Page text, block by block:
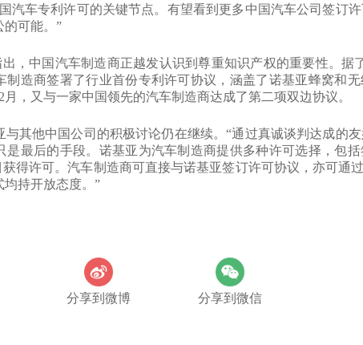
汽车专利许可的关键节点。有望看到更多中国汽车公司签订
的可能。”
中国汽车制造商正越发认识到尊重知识产权的重要性。据了
制造商签署了行业首份专利许可协议，涵盖了诺基亚蜂窝和
月，又与一家中国领先的汽车制造商达成了第二项双边协议。
他中国公司的积极讨论仍在继续。“通过真诚谈判达成的友
是最后的手段。诺基亚为汽车制造商提供多种许可选择，包括
得许可。汽车制造商可直接与诺基亚签订许可协议，亦可通
持开放态度。”
分享到微博 分享到微信